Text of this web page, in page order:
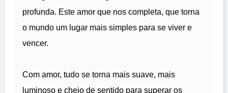
profunda. Este amor que nos completa, que torna
o mundo um lugar mais simples para se viver e
vencer.
Com amor, tudo se torna mais suave, mais
luminoso e cheio de sentido para superar os